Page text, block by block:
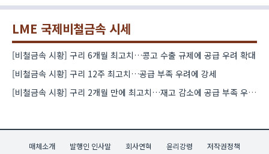
LME 국제비철금속 시세
[비철금속 시황] 구리 6개월 최고치…콩고 수출 규제에 공급 우려 확대
[비철금속 시황] 구리 12주 최고치…공급 부족 우려에 강세
[비철금속 시황] 구리 2개월 만에 최고치…재고 감소에 공급 부족 우려 확대
매체소개 발행인 인사말 회사연혁 윤리강령
저작권정책